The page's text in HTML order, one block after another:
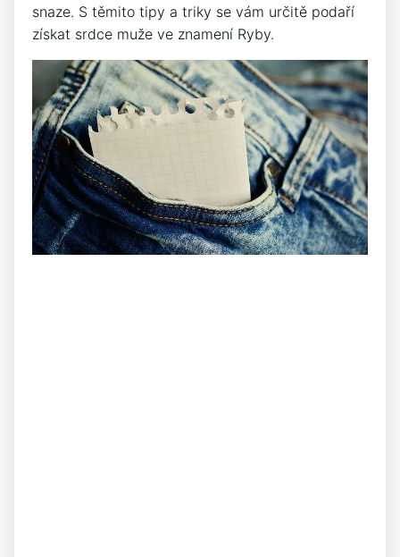
snaze. S těmito tipy a triky se vám určitě podaří
získat srdce muže ve znamení Ryby.